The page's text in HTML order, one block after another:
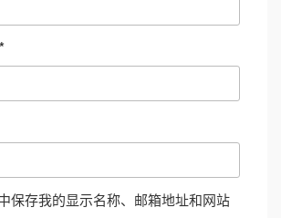
*
保存我的显示名称、邮箱地址和网站